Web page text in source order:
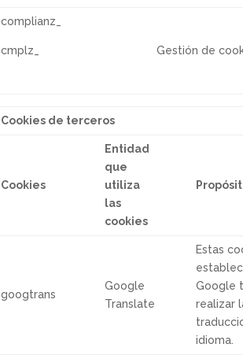
complianz_
cmplz_ Gestión de
Cookies de terceros
Cookies
Entidad
que
utiliza
las
cookies
googtrans
Google
Translate
Estas
Google
realizar
idioma.